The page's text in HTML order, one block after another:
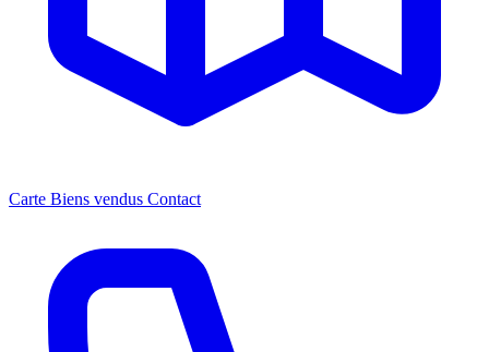
Carte Biens vendus Contact